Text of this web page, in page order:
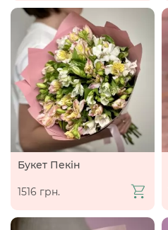
Букет Пекін
1516 грн.